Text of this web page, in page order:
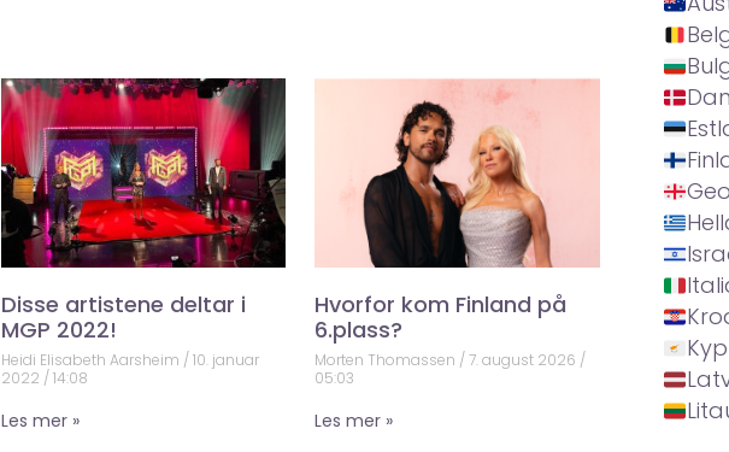
Disse artistene deltar i
MGP 2022!
Heidi Elisabeth Aarsheim 10. januar
2022 14:08
Les mer »
Hvorfor kom Finland på
6.plass?
Morten Thomassen
7. august 2026
05:03
Les mer »